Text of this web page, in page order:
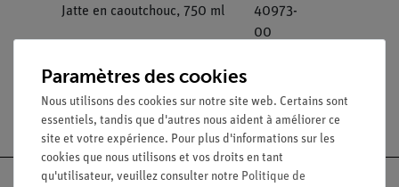
Jatte en caoutchouc, 750 ml
40973-
00
Paramètres des cookies
Nous utilisons des cookies sur notre site web. Certains sont
essentiels, tandis que d'autres nous aident à améliorer ce
site et votre expérience. Pour plus d'informations sur les
cookies que nous utilisons et vos droits en tant
qu'utilisateur, veuillez consulter notre Politique de